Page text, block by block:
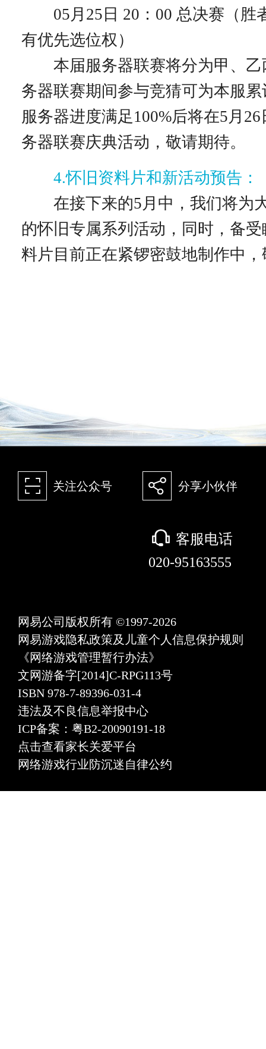
05月25日 20：00 总决赛（胜
有优先选位权）
本届服务器联赛将分为甲、乙
务器联赛期间参与竞猜可为本服
服务器进度满足100%后将在5月
务器联赛庆典活动，敬请期待。
4.怀旧资料片和新活动预告：
在接下来的5月中，我们将为
的怀旧专属系列活动，同时，备
料片目前正在紧锣密鼓地制作中
򰀁 关注公众号 򰀂 分享小伙伴
򰀃 客服电话
020-95163555
网易公司版权所有 ©1997-2026
网易游戏隐私政策及儿童个人信息保护规则
《网络游戏管理暂行办法》
文网游备字[2014]C-RPG113号
ISBN 978-7-89396-031-4
违法及不良信息举报中心
ICP备案：粤B2-20090191-18
点击查看家长关爱平台
网络游戏行业防沉迷自律公约